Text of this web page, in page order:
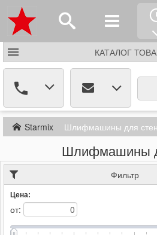
КАТАЛОГ
Starmix Шлифмашины для стен
Шлифмашины
Фильтр
Цена:
от: